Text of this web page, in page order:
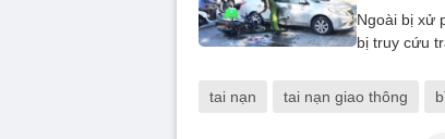
Ngoài bị xử
bị truy cứu
tai nạn tai nạn giao thông